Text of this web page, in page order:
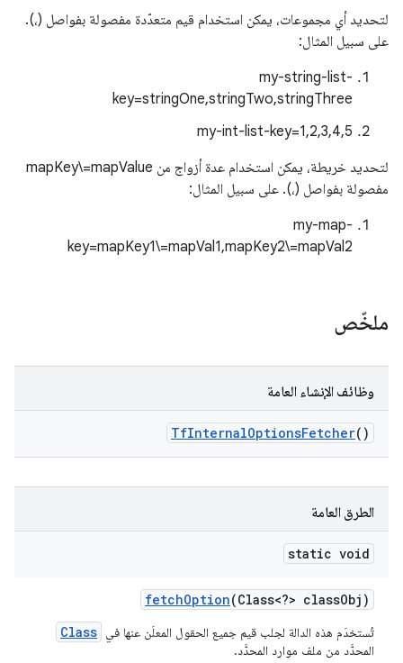
لتحديد أي مجموعات، يمكن استخدام قيم متعدّدة مفصولة بفواصل (،).
على سبيل المثال:
my-string-list-
key=stringOne,stringTwo,stringThree
my-int-list-key=1,2,3,4,5
لتحديد خريطة، يمكن استخدام عدة أزواج من mapKey\=mapValue
مفصولة بفواصل (،). على سبيل المثال:
my-map-
key=mapKey1\=mapVal1,mapKey2\=mapVal2
ملخّص
وظائف الإنشاء العامة
TfInternalOptionsFetcher()
الطرق العامة
static void
fetchOption(Class<?> classObj)
تُستخدَم هذه الدالة لجلب قيم جميع الحقول المعلَن عنها في Class
المحدَّد من ملف موارد المحدَّد.